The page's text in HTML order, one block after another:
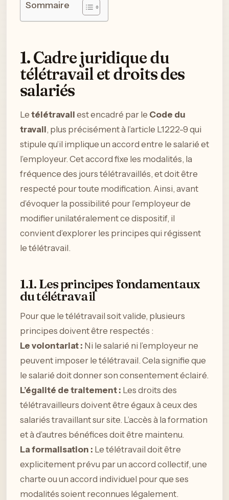
Sommaire
1. Cadre juridique du
télétravail et droits des
salariés
Le télétravail est encadré par le Code du
travail, plus précisément à l’article L1222-9 qui
stipule qu’il implique un accord entre le salarié et
l’employeur. Cet accord fixe les modalités, la
fréquence des jours télétravaillés, et doit être
respecté pour toute modification. Ainsi, avant
d’évoquer la possibilité pour l’employeur de
modifier unilatéralement ce dispositif, il
convient d’explorer les principes qui régissent
le télétravail.
1.1. Les principes fondamentaux
du télétravail
Pour que le télétravail soit valide, plusieurs
principes doivent être respectés :
Le volontariat : Ni le salarié ni l’employeur ne
peuvent imposer le télétravail. Cela signifie que
le salarié doit donner son consentement éclairé.
L’égalité de traitement : Les droits des
télétravailleurs doivent être égaux à ceux des
salariés travaillant sur site. L’accès à la formation
et à d’autres bénéfices doit être maintenu.
La formalisation : Le télétravail doit être
explicitement prévu par un accord collectif, une
charte ou un accord individuel pour que ses
modalités soient reconnues légalement.